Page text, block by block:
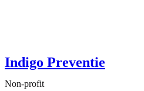
Indigo Preventie
Non-profit